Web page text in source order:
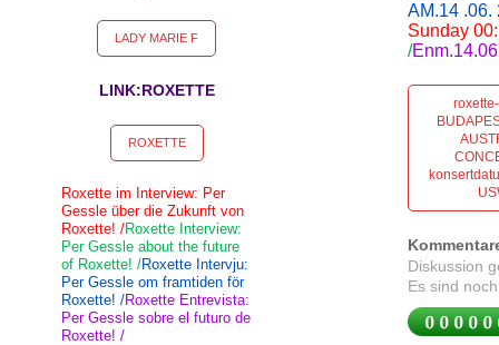
AM.14 .06.
Sunday
/
Diskussion
Es sind
LADY MARIE F
LINK:ROXETTE
ROXETTE
Roxette im Interview: Per
Gessle über die Zukunft von
Roxette! /Roxette Interview:
Per Gessle about the future
of Roxette! /Roxette Intervju:
Per Gessle om framtiden för
Roxette! /Roxette Entrevista:
Per Gessle sobre el futuro de
Roxette! /